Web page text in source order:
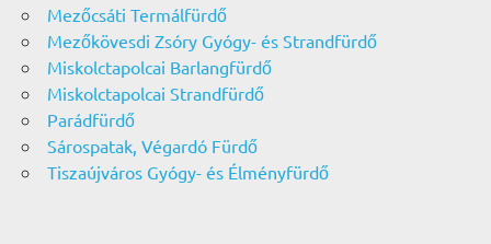
Mezőcsáti Termálfürdő
Mezőkövesdi Zsóry Gyógy- és Strandfürdő
Miskolctapolcai Barlangfürdő
Miskolctapolcai Strandfürdő
Parádfürdő
Sárospatak, Végardó Fürdő
Tiszaújváros Gyógy- és Élményfürdő